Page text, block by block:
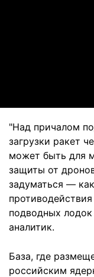
"Над причалом
загрузки ракет
может быть для
защиты от
задуматься —
подводных
аналитик.
База, где
российским